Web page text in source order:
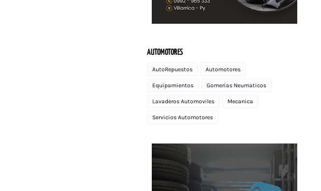
AUTOMOTORES
AutoRepuestos Automotores
Equipamientos Gomerias Neumaticos
Lavaderos Automoviles Mecanica
Servicios Automotores